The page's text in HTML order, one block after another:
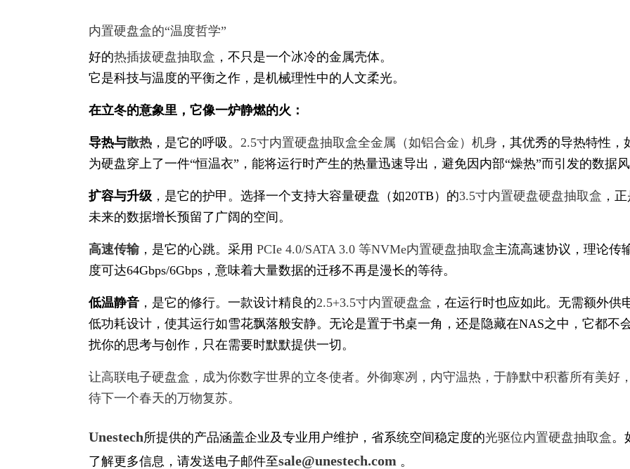
内置硬盘盒的“温度哲学”
好的热插拔硬盘抽取盒 ，不只是一个冰冷的金属壳体。
它是科技与温度的平衡之作，是机械理性中的人文柔光。
在立冬的意象里，它像一炉静燃的火：
导热与散热 ，是它的呼吸。 2.5寸内置硬盘抽取盒全金属（如铝合金）机身 ，其优秀的导热特性，
为硬盘穿上了一件“恒温衣”，能将运行时产生的热量迅速导出，避免因内部“燥热”而引发的数据风
扩容与升级 ，是它的护甲。选择一个支持大容量硬盘（如20TB）的3.5寸内置硬盘硬盘抽取盒 ，
未来的数据增长预留了广阔的空间。
高速传输，是它的心跳。采用 PCIe 4.0/SATA 3.0 等NVMe内置硬盘抽取盒主流高速协议，理论传
度可达64Gbps/6Gbps，意味着大量数据的迁移不再是漫长的等待。
低温静音 ，是它的修行。一款设计精良的2.5+3.5寸内置硬盘盒 ，在运行时也应如此。无需额外供
低功耗设计，使其运行如雪花飘落般安静。无论是置于书桌一角，还是隐藏在NAS之中，它都不
扰你的思考与创作，只在需要时默默提供一切。
让高联电子硬盘盒，成为你数字世界的立冬使者。外御寒冽，内守温热，于静默中积蓄所有美好
待下一个春天的万物复苏。
Unestech所提供的产品涵盖企业及专业用户维护，省系统空间稳定度的光驱位内置硬盘抽取盒。
了解更多信息，请发送电子邮件至sale@unestech.com 。